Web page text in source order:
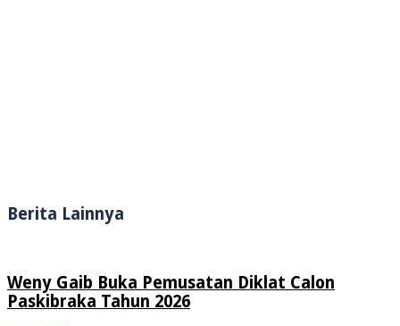
Berita Lainnya
Weny Gaib Buka Pemusatan Diklat Calon
Paskibraka Tahun 2026